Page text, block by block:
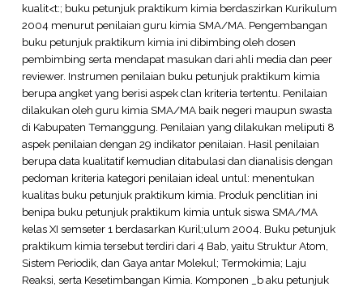
kualit<t:; buku petunjuk praktikum kimia berdaszirkan Kurikulum
2004 menurut penilaian guru kimia SMA/MA. Pengembangan
buku petunjuk praktikum kimia ini dibimbing oleh dosen
pembimbing serta mendapat masukan dari ahli media dan peer
reviewer. Instrumen penilaian buku petunjuk praktikum kimia
berupa angket yang berisi aspek clan kriteria tertentu. Penilaian
dilakukan oleh guru kimia SMA/MA baik negeri maupun swasta
di Kabupaten Temanggung. Penilaian yang dilakukan meliputi 8
aspek penilaian dengan 29 indikator penilaian. Hasil penilaian
berupa data kualitatif kemudian ditabulasi dan dianalisis dengan
pedoman kriteria kategori penilaian ideal untul: menentukan
kualitas buku petunjuk praktikum kimia. Produk penclitian ini
benipa buku petunjuk praktikum kimia untuk siswa SMA/MA
kelas XI semseter 1 berdasarkan Kuril;ulum 2004. Buku petunjuk
praktikum kimia tersebut terdiri dari 4 Bab, yaitu Struktur Atom,
Sistem Periodik, dan Gaya antar Molekul; Termokimia; Laju
Reaksi, serta Kesetimbangan Kimia. Komponen _b aku petunjuk